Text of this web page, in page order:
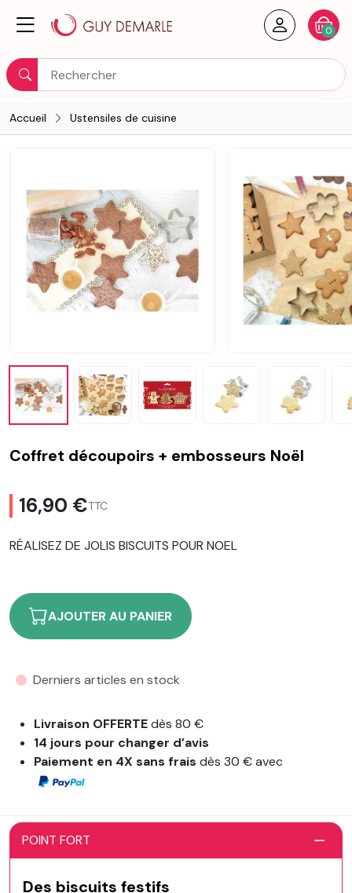
Rechercher
Créer
0
Accueil Ustensiles de cuisine
Coffret découpoirs + embosseurs Noël
16,90 €TTC
RÉALISEZ DE JOLIS BISCUITS POUR NOEL
AJOUTER AU PANIER
Derniers articles en stock
Livraison OFFERTEdès 80 €
14 jours pour changer d’avis
Paiement en 4X sans fraisdès 30 € avec
POINT FORT
Des biscuits festifs